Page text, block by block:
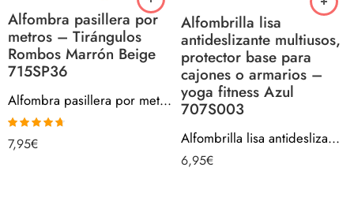
Alfombra pasillera por
metros – Tirángulos
Rombos Marrón Beige
715SP36
Alfombra pasillera por metros – Tirángulos Rombos Marrón Beige 715SP36
Valorado
con4.67
7,95€
Alfombrilla lisa
antideslizante multiusos,
protector base para
cajones o armarios –
yoga fitness Azul
707S003
Alfombrilla lisa antideslizante multiusos, protector base para cajones o armarios – yoga fitness Azul 707S003
6,95€